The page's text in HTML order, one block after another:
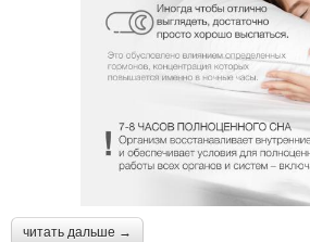
читать дальше →